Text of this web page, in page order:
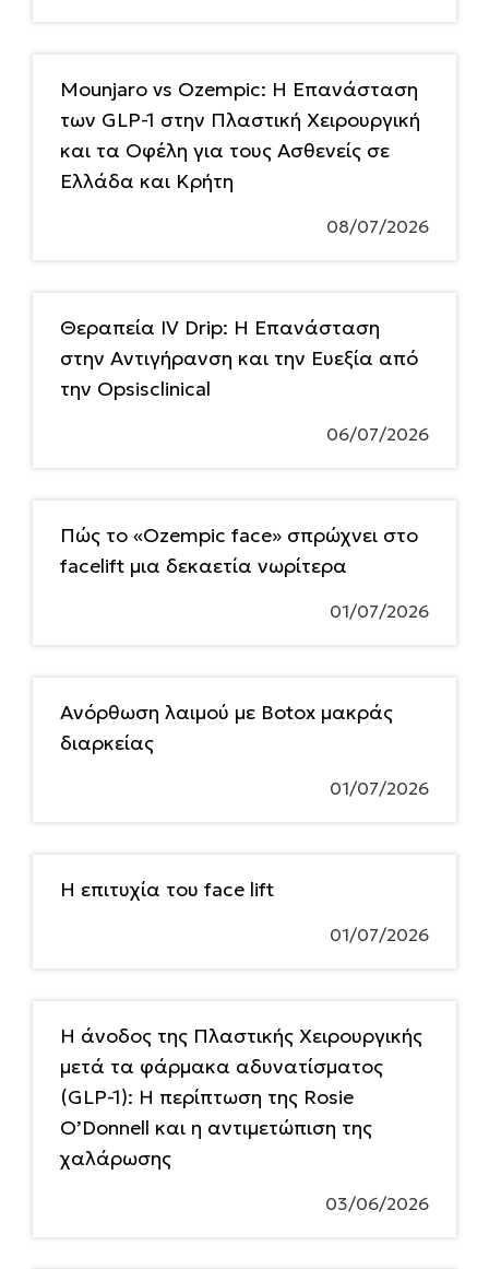
Mounjaro vs Ozempic: Η Επανάσταση
των GLP-1 στην Πλαστική Χειρουργική
και τα Οφέλη για τους Ασθενείς σε
Ελλάδα και Κρήτη
08/07/2026
Θεραπεία IV Drip: Η Επανάσταση
στην Αντιγήρανση και την Ευεξία από
την Opsisclinical
06/07/2026
Πώς το «Ozempic face» σπρώχνει στο
facelift μια δεκαετία νωρίτερα
01/07/2026
Ανόρθωση λαιμού με Botox μακράς
διαρκείας
01/07/2026
Η επιτυχία του face lift
01/07/2026
Η άνοδος της Πλαστικής Χειρουργικής
μετά τα φάρμακα αδυνατίσματος
(GLP-1): Η περίπτωση της Rosie
O’Donnell και η αντιμετώπιση της
χαλάρωσης
03/06/2026